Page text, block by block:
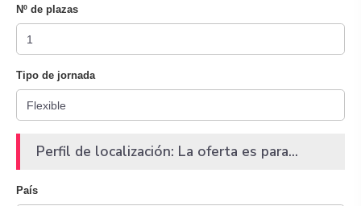
Nº de plazas
Tipo de jornada
Perfil de localización: La oferta es para...
País